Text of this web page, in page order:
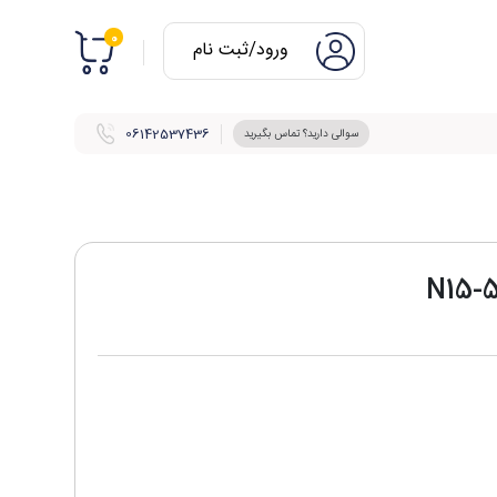
0 ورود/ثبت نام
06142537436 سوالی دارید؟ تماس بگیرید